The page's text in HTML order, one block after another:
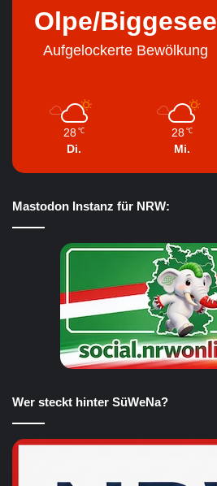
Olpe/Biggesee
Aufgelockerte Bewölkung
28 ℃
Di.
28 ℃
Mi.
Mastodon Instanz für NRW:
Wer steckt hinter SüWeNa?